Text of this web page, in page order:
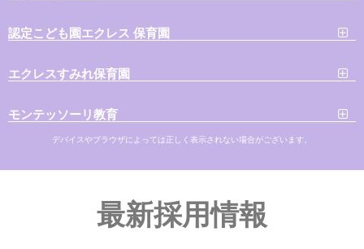
認定こども園エクレス 保育園
エクレスすみれ保育園
モンテッソーリ教育
デバイスやブラウザによっては正しく表示されない場合がございます。
最新採用情報